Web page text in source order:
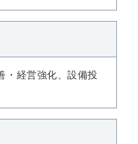
・経営強化、設備投